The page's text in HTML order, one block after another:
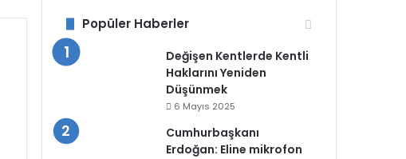
Popüler Haberler
Değişen Kentlerde Kentli
Haklarını Yeniden
Düşünmek
6 Mayıs 2025
Cumhurbaşkanı
Erdoğan: Eline mikrofon